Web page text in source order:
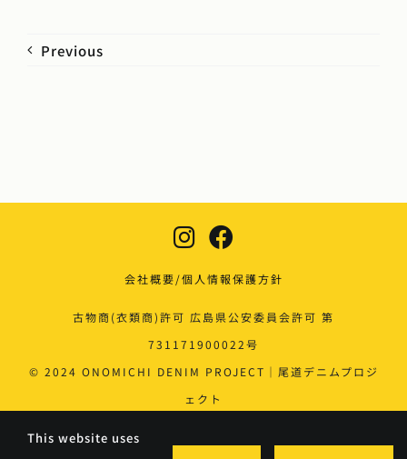
Previous
会社概要/個人情報保護方針
古物商(衣類商)許可 広島県公安委員会許可 第
731171900022号
© 2024 ONOMICHI DENIM PROJECT｜尾道デニムプロジ
ェクト
This website uses